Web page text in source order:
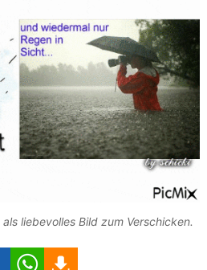
liebevolles Bild zum Verschicken.